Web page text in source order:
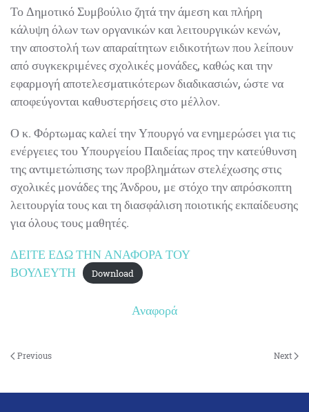
Το Δημοτικό Συμβούλιο ζητά την άμεση και πλήρη
κάλυψη όλων των οργανικών και λειτουργικών κενών,
την αποστολή των απαραίτητων ειδικοτήτων που λείπουν
από συγκεκριμένες σχολικές μονάδες, καθώς και την
εφαρμογή αποτελεσματικότερων διαδικασιών, ώστε να
αποφεύγονται καθυστερήσεις στο μέλλον.
Ο κ. Φόρτωμας καλεί την Υπουργό να ενημερώσει για τις
ενέργειες του Υπουργείου Παιδείας προς την κατεύθυνση
της αντιμετώπισης των προβλημάτων στελέχωσης στις
σχολικές μονάδες της Άνδρου, με στόχο την απρόσκοπτη
λειτουργία τους και τη διασφάλιση ποιοτικής εκπαίδευσης
για όλους τους μαθητές.
ΔΕΙΤΕ ΕΔΩ ΤΗΝ ΑΝΑΦΟΡΑ ΤΟΥ
ΒΟΥΛΕΥΤΗ
Download
Αναφορά
Previous Next